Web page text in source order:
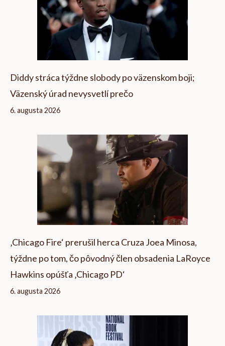
Diddy stráca týždne slobody po väzenskom boji;
Väzenský úrad nevysvetlí prečo
6. augusta 2026
‚Chicago Fire‘ prerušil herca Cruza Joea Minosa,
týždne po tom, čo pôvodný člen obsadenia LaRoyce
Hawkins opúšťa ‚Chicago PD‘
6. augusta 2026